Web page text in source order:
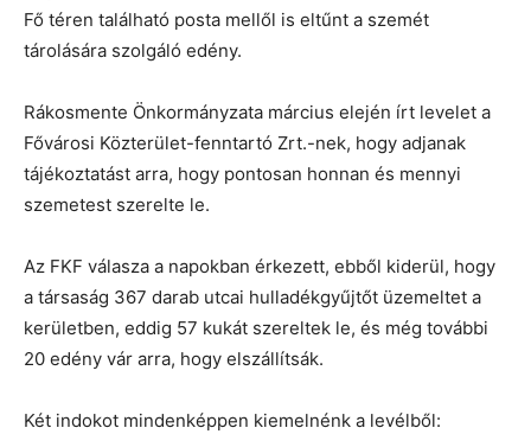
Fő téren található posta mellől is eltűnt a szemét
tárolására szolgáló edény.
Rákosmente Önkormányzata március elején írt levelet a
Fővárosi Közterület-fenntartó Zrt.-nek, hogy adjanak
tájékoztatást arra, hogy pontosan honnan és mennyi
szemetest szerelte le.
Az FKF válasza a napokban érkezett, ebből kiderül, hogy
a társaság 367 darab utcai hulladékgyűjtőt üzemeltet a
kerületben, eddig 57 kukát szereltek le, és még további
20 edény vár arra, hogy elszállítsák.
Két indokot mindenképpen kiemelnénk a levélből: